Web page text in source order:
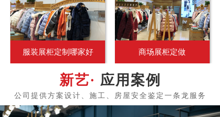
服装展柜定制哪家好 商场展柜定做
应用案例